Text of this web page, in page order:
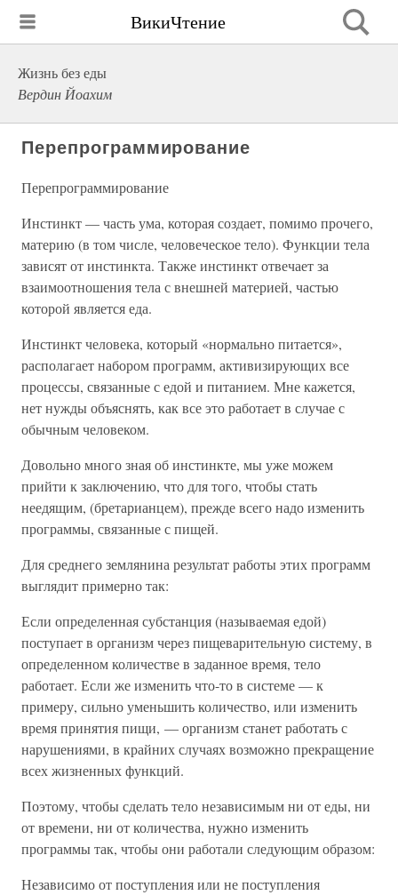
ВикиЧтение
Жизнь без еды
Вердин Йоахим
Перепрограммирование
Перепрограммирование
Инстинкт — часть ума, которая создает, помимо прочего,
материю (в том числе, человеческое тело). Функции тела
зависят от инстинкта. Также инстинкт отвечает за
взаимоотношения тела с внешней материей, частью
которой является еда.
Инстинкт человека, который «нормально питается»,
располагает набором программ, активизирующих все
процессы, связанные с едой и питанием. Мне кажется,
нет нужды объяснять, как все это работает в случае с
обычным человеком.
Довольно много зная об инстинкте, мы уже можем
прийти к заключению, что для того, чтобы стать
неедящим, (бретарианцем), прежде всего надо изменить
программы, связанные с пищей.
Для среднего землянина результат работы этих программ
выглядит примерно так:
Если определенная субстанция (называемая едой)
поступает в организм через пищеварительную систему, в
определенном количестве в заданное время, тело
работает. Если же изменить что-то в системе — к
примеру, сильно уменьшить количество, или изменить
время принятия пищи, — организм станет работать с
нарушениями, в крайних случаях возможно прекращение
всех жизненных функций.
Поэтому, чтобы сделать тело независимым ни от еды, ни
от времени, ни от количества, нужно изменить
программы так, чтобы они работали следующим образом:
Независимо от поступления или не поступления